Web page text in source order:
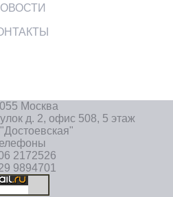
Москва
д. 2, офис 508, 5 этаж
2172526
9894701